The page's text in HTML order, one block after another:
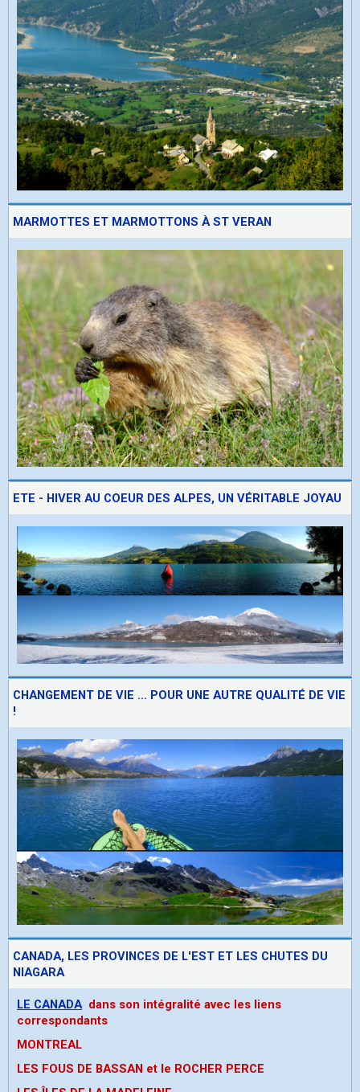
MARMOTTES ET MARMOTTONS À ST VERAN
ETE - HIVER AU COEUR DES ALPES, UN VÉRITABLE JOYAU
CHANGEMENT DE VIE ... POUR UNE AUTRE QUALITÉ DE VIE
!
CANADA, LES PROVINCES DE L'EST ET LES CHUTES DU
NIAGARA
LE CANADA dans son intégralité avec les liens
correspondants
MONTREAL
LES FOUS DE BASSAN et le ROCHER PERCE